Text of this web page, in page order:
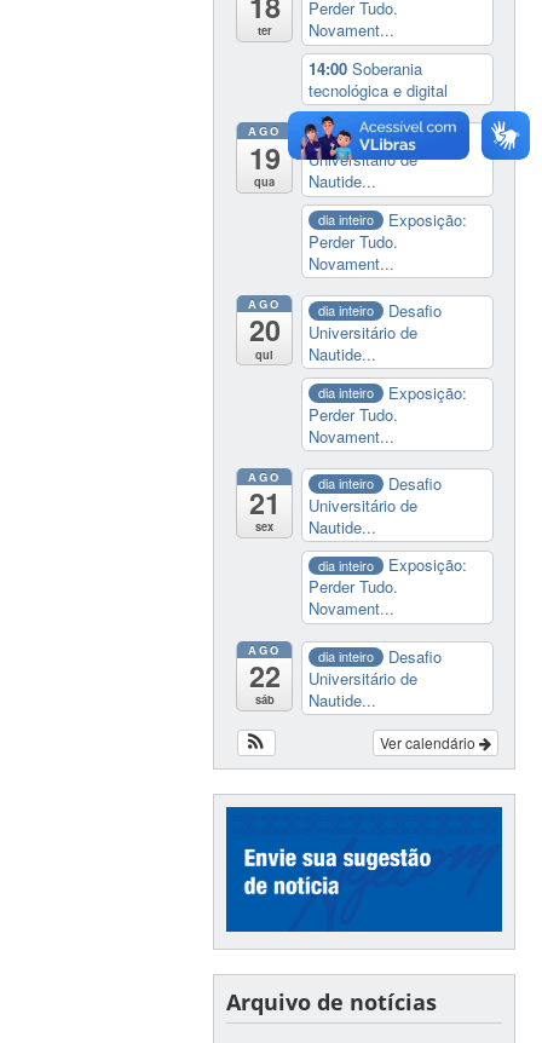
ter
Perder Tudo.
Novament...
14:00Soberania
tecnológica e digital
AGO
19
qua
dia inteiro
Desafio
Universitário de
Nautide...
dia inteiro
Exposição:
Perder Tudo.
Novament...
AGO
20
qui
dia inteiro
Desafio
Universitário de
Nautide...
dia inteiro
Exposição:
Perder Tudo.
Novament...
AGO
21
sex
dia inteiro
Desafio
Universitário de
Nautide...
dia inteiro
Exposição:
Perder Tudo.
Novament...
AGO
22
sáb
dia inteiro
Desafio
Universitário de
Nautide...
Ver calendário
Arquivo de notícias